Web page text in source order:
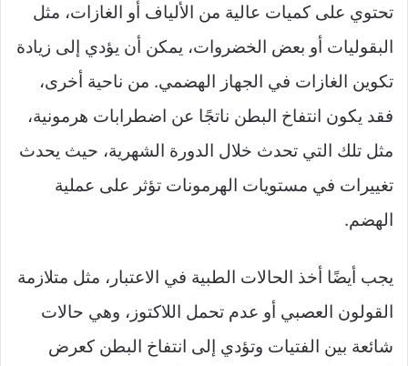
تحتوي على كميات عالية من الألياف أو الغازات، مثل
البقوليات أو بعض الخضروات، يمكن أن يؤدي إلى زيادة
تكوين الغازات في الجهاز الهضمي. من ناحية أخرى،
فقد يكون انتفاخ البطن ناتجًا عن اضطرابات هرمونية،
مثل تلك التي تحدث خلال الدورة الشهرية، حيث يحدث
تغييرات في مستويات الهرمونات تؤثر على عملية
الهضم.
يجب أيضًا أخذ الحالات الطبية في الاعتبار، مثل متلازمة
القولون العصبي أو عدم تحمل اللاكتوز، وهي حالات
شائعة بين الفتيات وتؤدي إلى انتفاخ البطن كعرض